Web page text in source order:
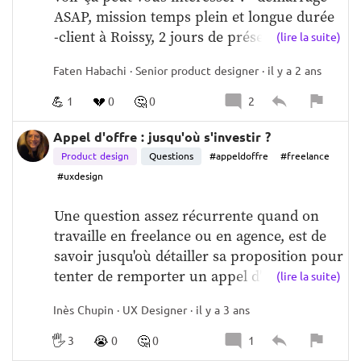
Documentation
Compétences requises :
comprendre les exigences et les besoins des
utilisateurs tout en travaillant de manière
pratique avec les équipes transverses
Compétences en conception UI et UX
Connaissance approfondie des standards et
bonnes pratiques de l'UX, particulièrement
pour comprendre le marché et les
utilisateurs Créativité et pensée innovante
pour proposer des solutions originales
Excellentes compétences en
communication pour collaborer et
présenter des idées
Capacités en gestion de
projet pour suivre les délais et la
ASAP, mission temps plein et longue durée
-client à Roissy, 2 jours de présentiel par
Rôle orienté UX et user research  -TJM
discutable
(lire la suite)
Faten Habachi · Senior product designer · il y a 2 ans
💪 1 💔 0 🤔0 2
Appel d'offre : jusqu'où s'investir ?
Product design Questions #appeldoffre
#freelance
#uxdesign
Une question assez récurrente quand on
travaille en freelance ou en agence, est de
savoir jusqu'où détailler sa proposition pour
tenter de remporter un appel d'offre.   Le
besoin et être sécurisé avant de choisir
l'équipe qui l'accompagnera, mais à quel
moment ça devient excessif ?   On se
(lire la suite)
Inès Chupin · UX Designer · il y a 3 ans
🖐️ 3 😭 0 🤔0 1